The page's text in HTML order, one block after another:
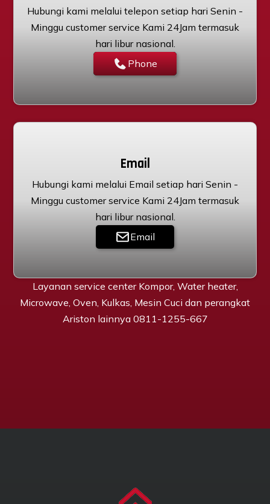
Hubungi kami melalui telepon setiap hari Senin -
Minggu customer service Kami 24Jam termasuk
hari libur nasional.
Phone
Email
Hubungi kami melalui Email setiap hari Senin -
Minggu customer service Kami 24Jam termasuk
hari libur nasional.
Email
Layanan service center Kompor, Water heater,
Microwave, Oven, Kulkas, Mesin Cuci dan perangkat
Ariston lainnya 0811-1255-667